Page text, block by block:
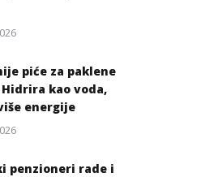
piće za paklene
kao voda,
energije
penzioneri rade i